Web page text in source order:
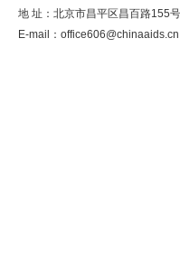
地 址：北京市昌平区昌百路155
E-mail： office606@chinaaids.cn